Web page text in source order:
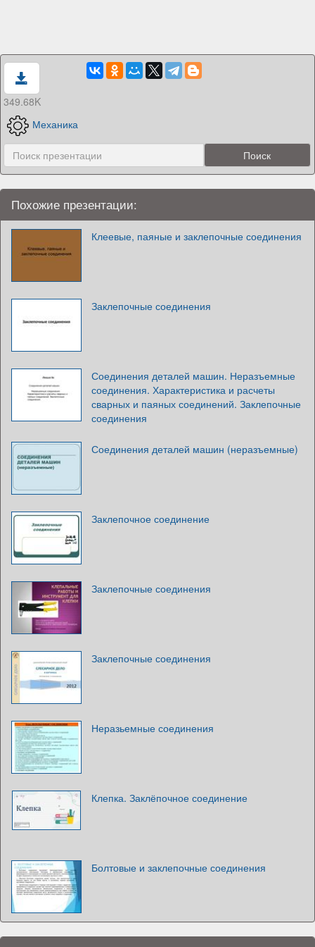
349.68K
Механика
Похожие презентации:
Клеевые, паяные и заклепочные соединения
Заклепочные соединения
Соединения деталей машин. Неразъемные
соединения. Характеристика и расчеты
сварных и паяных соединений. Заклепочные
соединения
Соединения деталей машин (неразъемные)
Заклепочное соединение
Заклепочные соединения
Заклепочные соединения
Неразьемные соединения
Клепка. Заклёпочное соединение
Болтовые и заклепочные соединения